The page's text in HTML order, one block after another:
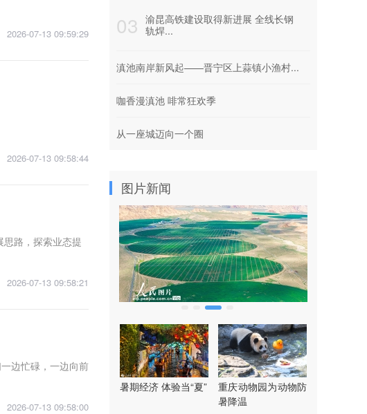
2026-07-13 09:59:29
2026-07-13 09:58:44
路，探索业态提
2026-07-13 09:58:21
边忙碌，一边向前
2026-07-13 09:58:00
03 渝昆高铁建设取得新进展 全线长钢
轨焊...
滇池南岸新风起——晋宁区上蒜镇小渔村...
咖香漫滇池 啡常狂欢季
从一座城迈向一个圈
图片新闻
暑期经济 体验当“夏”
重庆动物园为动物防
暑降温